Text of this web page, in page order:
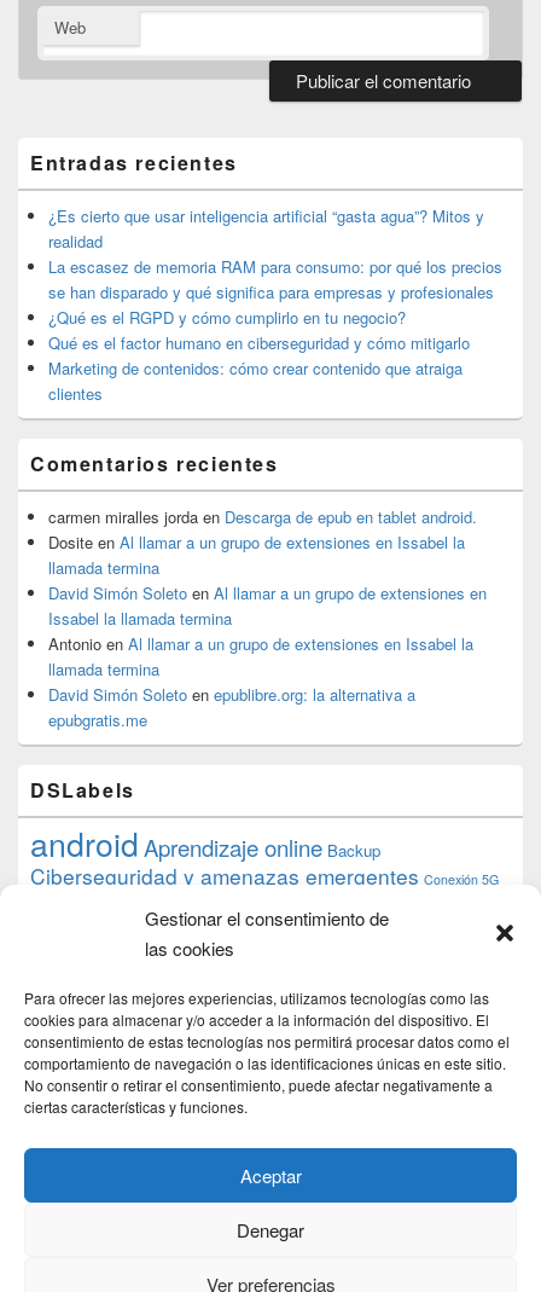
Gestionar el consentimiento de
las cookies
Para ofrecer las mejores experiencias, utilizamos tecnologías como las
cookies para almacenar y/o acceder a la información del dispositivo. El
consentimiento de estas tecnologías nos permitirá procesar datos como el
comportamiento de navegación o las identificaciones únicas en este sitio.
No consentir o retirar el consentimiento, puede afectar negativamente a
ciertas características y funciones.
Aceptar
Denegar
Ver preferencias
Web
de
widget
barra
lateral
primaria
Entradas recientes
¿Es cierto que usar inteligencia artificial “gasta agua”? Mitos y
realidad
La escasez de memoria RAM para consumo: por qué los precios
se han disparado y qué significa para empresas y profesionales
¿Qué es el RGPD y cómo cumplirlo en tu negocio?
Qué es el factor humano en ciberseguridad y cómo mitigarlo
Marketing de contenidos: cómo crear contenido que atraiga
clientes
Comentarios recientes
carmen miralles jorda en Descarga de epub en tablet android.
Dosite en Al llamar a un grupo de extensiones en Issabel la
llamada termina
David Simón Soleto en Al llamar a un grupo de extensiones en
Issabel la llamada termina
Antonio en Al llamar a un grupo de extensiones en Issabel la
llamada termina
David Simón Soleto en epublibre.org: la alternativa a
epubgratis.me
DSLabels
androidAprendizaje online Backup
Ciberseguridad y amenazas emergentes Conexión 5G
datos debian desarrollo web
Formación Google
iphone
proyecto PS4 python Raspberryraspberrypi
raspbian review Servidor Web Sostenibilidad
tecnológicaTecnología torrent
transmissiontutorial ubuntu server Windows